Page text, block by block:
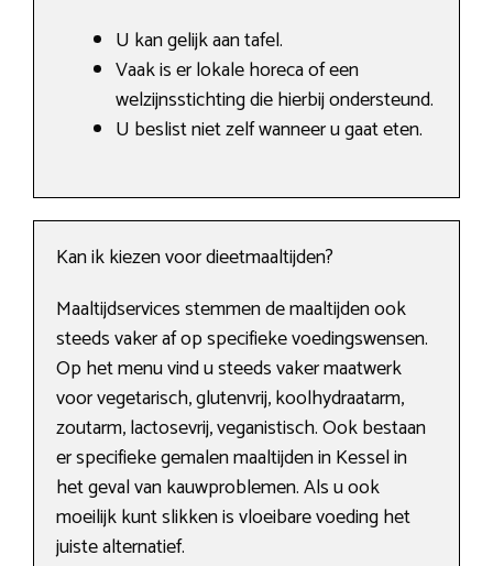
U kan gelijk aan tafel.
Vaak is er lokale horeca of een
welzijnsstichting die hierbij ondersteund.
U beslist niet zelf wanneer u gaat eten.
Kan ik kiezen voor dieetmaaltijden?
Maaltijdservices stemmen de maaltijden ook
steeds vaker af op specifieke voedingswensen.
Op het menu vind u steeds vaker maatwerk
voor vegetarisch, glutenvrij, koolhydraatarm,
zoutarm, lactosevrij, veganistisch. Ook bestaan
er specifieke gemalen maaltijden in Kessel in
het geval van kauwproblemen. Als u ook
moeilijk kunt slikken is vloeibare voeding het
juiste alternatief.